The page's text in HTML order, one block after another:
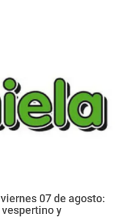
07 de agosto:
y